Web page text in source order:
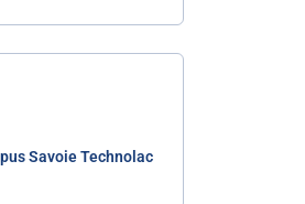
Savoie Technolac